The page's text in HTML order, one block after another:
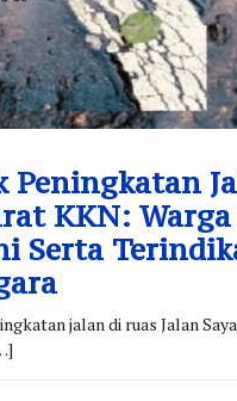
Peningkatan
KKN:
Serta
jalan di ruas Jalan